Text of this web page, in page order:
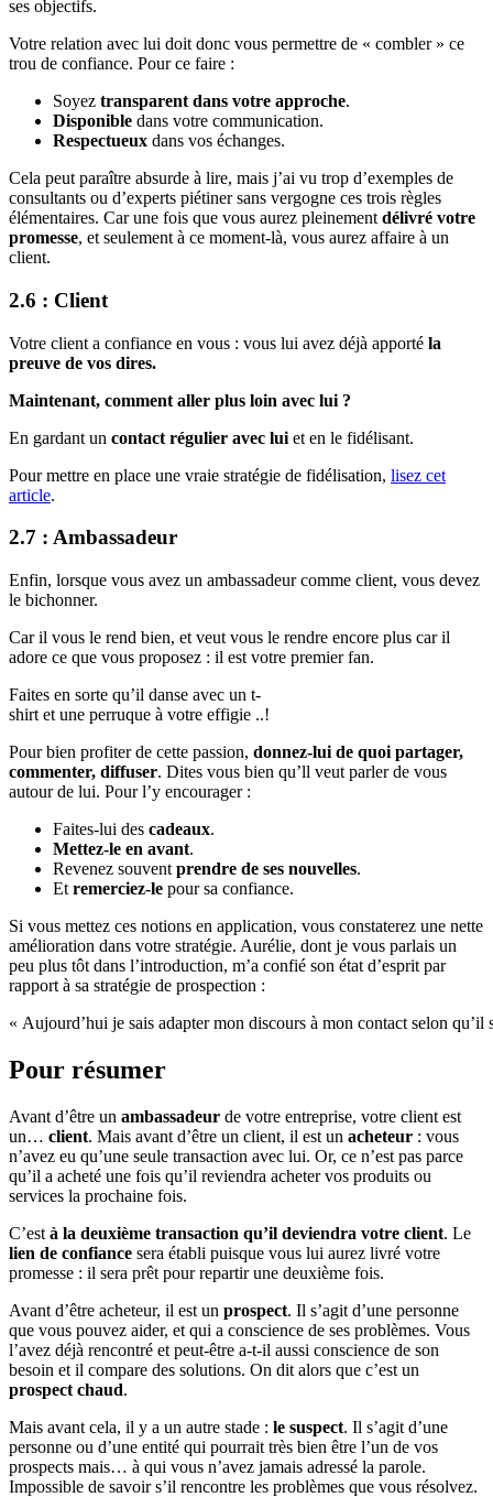
ses objectifs.
Votre relation avec lui doit donc vous permettre de « combler » ce
trou de confiance. Pour ce faire :
Soyez transparent dans votre approche.
Disponible dans votre communication.
Respectueux dans vos échanges.
Cela peut paraître absurde à lire, mais j’ai vu trop d’exemples de
consultants ou d’experts piétiner sans vergogne ces trois règles
élémentaires. Car une fois que vous aurez pleinement délivré votre
promesse, et seulement à ce moment-là, vous aurez affaire à un
client.
2.6 : Client
Votre client a confiance en vous : vous lui avez déjà apporté la
preuve de vos dires.
Maintenant, comment aller plus loin avec lui ?
En gardant un contact régulier avec lui et en le fidélisant.
Pour mettre en place une vraie stratégie de fidélisation, lisez cet
article.
2.7 : Ambassadeur
Enfin, lorsque vous avez un ambassadeur comme client, vous devez
le bichonner.
Car il vous le rend bien, et veut vous le rendre encore plus car il
adore ce que vous proposez : il est votre premier fan.
Faites en sorte qu’il danse avec un t-
shirt et une perruque à votre effigie ..!
Pour bien profiter de cette passion, donnez-lui de quoi partager,
commenter, diffuser. Dites vous bien qu’ll veut parler de vous
autour de lui. Pour l’y encourager :
Faites-lui des cadeaux.
Mettez-le en avant.
Revenez souvent prendre de ses nouvelles.
Et remerciez-le pour sa confiance.
Si vous mettez ces notions en application, vous constaterez une nette
amélioration dans votre stratégie. Aurélie, dont je vous parlais un
peu plus tôt dans l’introduction, m’a confié son état d’esprit par
rapport à sa stratégie de prospection :
« Aujourd’hui je sais adapter mon discours à mon contact selon
Pour résumer
Avant d’être un ambassadeur de votre entreprise, votre client est
un… client. Mais avant d’être un client, il est un acheteur : vous
n’avez eu qu’une seule transaction avec lui. Or, ce n’est pas parce
qu’il a acheté une fois qu’il reviendra acheter vos produits ou
services la prochaine fois.
C’est à la deuxième transaction qu’il deviendra votre client. Le
lien de confiance sera établi puisque vous lui aurez livré votre
promesse : il sera prêt pour repartir une deuxième fois.
Avant d’être acheteur, il est un prospect. Il s’agit d’une personne
que vous pouvez aider, et qui a conscience de ses problèmes. Vous
l’avez déjà rencontré et peut-être a-t-il aussi conscience de son
besoin et il compare des solutions. On dit alors que c’est un
prospect chaud.
Mais avant cela, il y a un autre stade : le suspect. Il s’agit d’une
personne ou d’une entité qui pourrait très bien être l’un de vos
prospects mais… à qui vous n’avez jamais adressé la parole.
Impossible de savoir s’il rencontre les problèmes que vous résolvez.